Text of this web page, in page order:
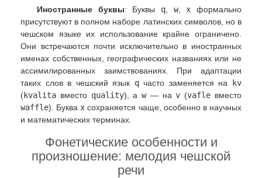
Иностранные буквы: Буквы q, w,x формально
присутствуют в полном наборе латинских символов, но в
чешском языке их использование крайне ограничено.
Они встречаются почти исключительно в иностранных
именах собственных, географических названиях или не
ассимилированных заимствованиях. При адаптации
таких слов в чешский язык qчасто заменяется на
kv
(kvalita вместо quality), аw— наv (vafle вместо
waffle). Букваx сохраняется чаще, особенно в научных
и математических терминах.
Фонетические особенности и
произношение: мелодия чешской
речи